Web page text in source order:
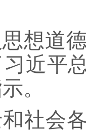
想道
近平
。
社会